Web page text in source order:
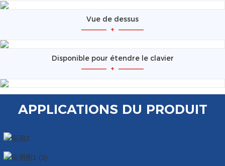
Vue de dessus
————— + —————
Disponible pour étendre le clavier
————— + —————
APPLICATIONS DU PRODUIT